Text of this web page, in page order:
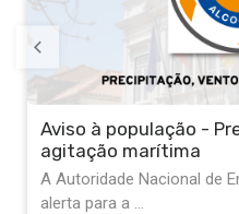
Aviso à população -
agitação marítima
A Autoridade Nacional de
alerta para a ...